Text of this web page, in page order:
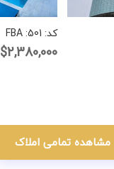
کد: FBA :501
$2,380,000
مشاهده تمامی املاک